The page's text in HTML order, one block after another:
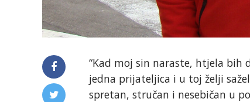
“Kad moj sin naraste, htjela bih
jedna prijateljica i u toj želji
spretan, stručan i nesebičan u